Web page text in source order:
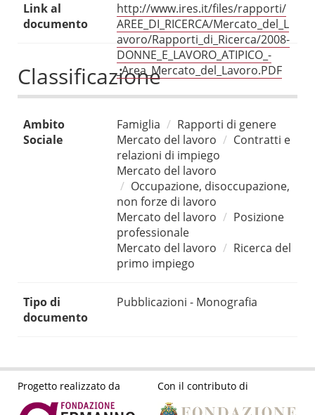
Link al
documento
http://www.ires.it/files/rapporti/
AREE_DI_RICERCA/Mercato_del_L
avoro/Rapporti_di_Ricerca/2008-
DONNE_E_LAVORO_ATIPICO_-
_Area_Mercato_del_Lavoro.PDF
Classificazione
Ambito
Sociale
Famiglia
Rapporti di genere
Mercato del lavoro
Contratti e
relazioni di impiego
Mercato del lavoro
Occupazione, disoccupazione,
non forze di lavoro
Mercato del lavoro
Posizione
professionale
Mercato del lavoro
Ricerca del
primo impiego
Tipo di
documento
Pubblicazioni - Monografia
Progetto realizzato da Con il contributo di